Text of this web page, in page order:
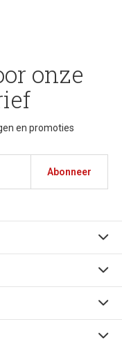
onze
en promoties
Abonneer